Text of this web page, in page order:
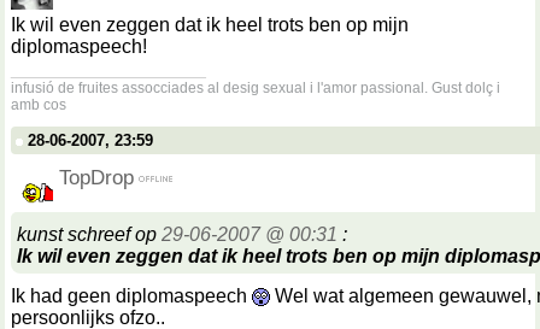
Ik wil even zeggen dat ik heel trots ben op mijn
diplomaspeech!
infusió de fruites assocciades al desig sexual i l'amor passional. Gust dolç i
amb cos
28-06-2007, 23:59
TopDrop
kunst schreef op 29-06-2007 @ 00:31 :
Ik wil even zeggen dat ik heel trots ben op mijn
Ik had geen diplomaspeech
Wel wat algemeen gewauwel,
persoonlijks ofzo..